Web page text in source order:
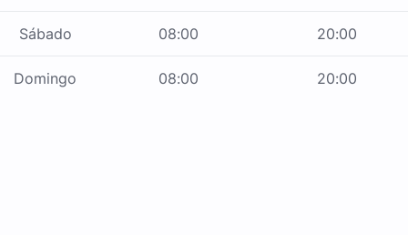
Sábado 08:00 20:00
Domingo 08:00 20:00